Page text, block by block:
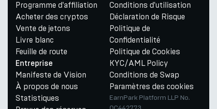
Programme d'affiliation
Acheter des cryptos
Vente de jetons
Livre blanc
Feuille de route
Entreprise
Manifeste de Vision
À propos de nous
Statistiques
Conditions d'utilisation
Déclaration de Risque
Politique de
Confidentialité
Politique de Cookies
KYC/AML Policy
Conditions de Swap
Paramètres des cookies
EarnPark Platform LLP No.